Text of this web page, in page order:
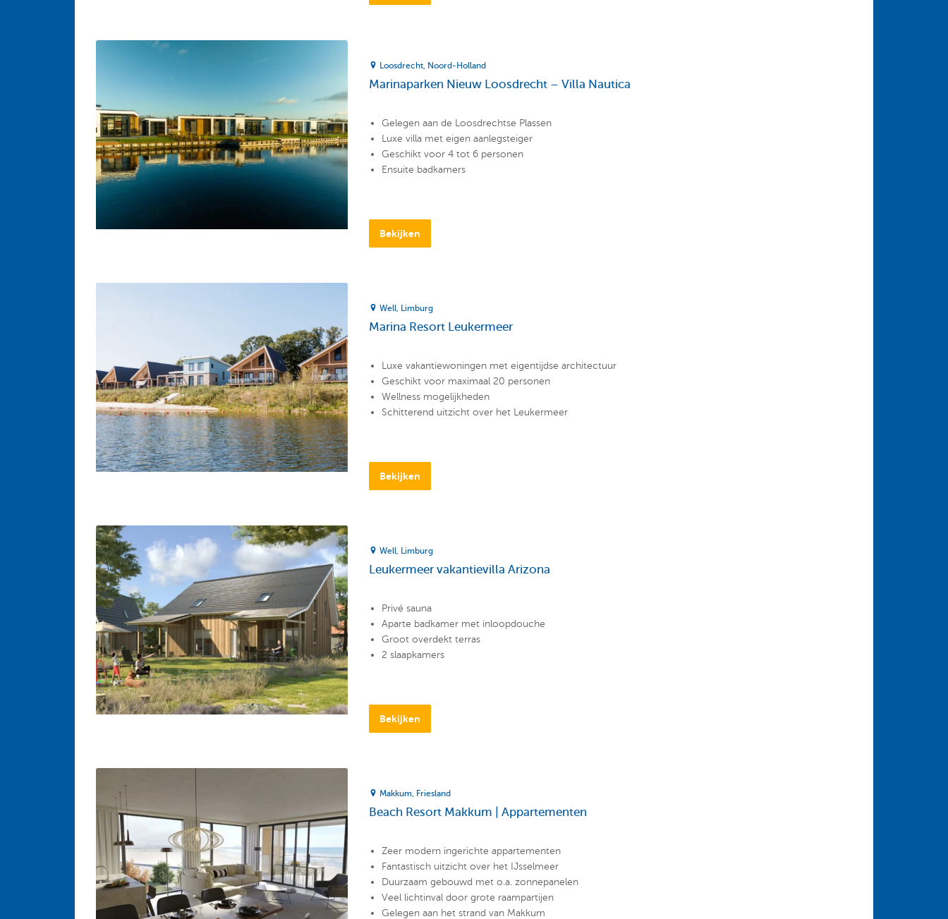
Loosdrecht Noord-Holland
Marinaparken Nieuw Loosdrecht – Villa Nautica
Gelegen aan de Loosdrechtse Plassen
Luxe villa met eigen aanlegsteiger
Geschikt voor 4 tot 6 personen
Ensuite badkamers
Bekijken
Well Limburg
Marina Resort Leukermeer
Luxe vakantiewoningen met eigentijdse architectuur
Geschikt voor maximaal 20 personen
Wellness mogelijkheden
Schitterend uitzicht over het Leukermeer
Bekijken
Well Limburg
Leukermeer vakantievilla Arizona
Privé sauna
Aparte badkamer met inloopdouche
Groot overdekt terras
2 slaapkamers
Bekijken
Makkum Friesland
Beach Resort Makkum | Appartementen
Zeer modern ingerichte appartementen
Fantastisch uitzicht over het IJsselmeer
Duurzaam gebouwd met o.a. zonnepanelen
Veel lichtinval door grote raampartijen
Gelegen aan het strand van Makkum